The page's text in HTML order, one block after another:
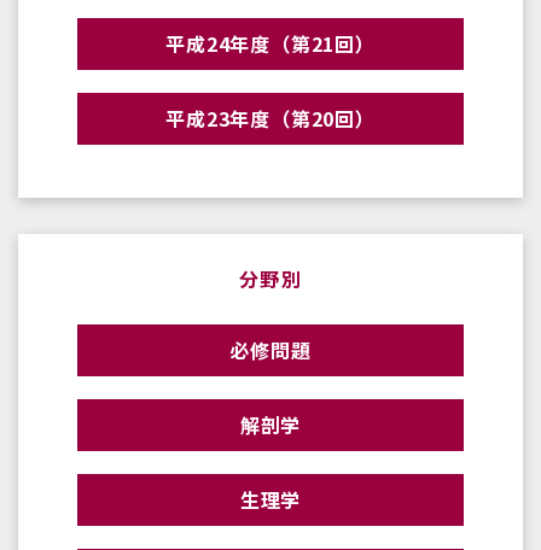
平成24年度（第21回）
平成23年度（第20回）
分野別
必修問題
解剖学
生理学